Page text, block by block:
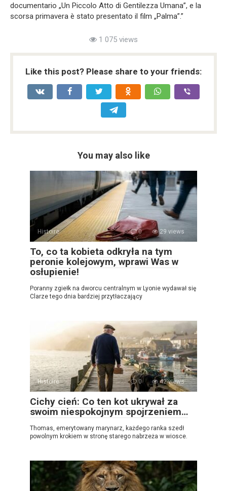
documentario „Un Piccolo Atto di Gentilezza Umana”, e la
scorsa primavera è stato presentato il film „Palma”.”
1 075 views
Like this post? Please share to your friends:
You may also like
Histoire 0 29 views
To, co ta kobieta odkryła na tym
peronie kolejowym, wprawi Was w
osłupienie!
Poranny zgiełk na dworcu centralnym w Lyonie wydawał się
Clarze tego dnia bardziej przytłaczający
Histoire 0 42 views
Cichy cień: Co ten kot ukrywał za
swoim niespokojnym spojrzeniem…
Thomas, emerytowany marynarz, każdego ranka szedł
powolnym krokiem w stronę starego nabrzeża w wiosce.